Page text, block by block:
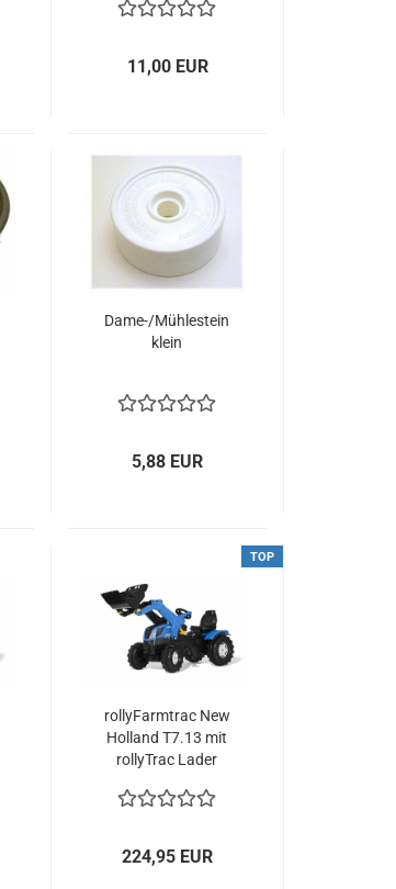
11,00 EUR
Dame-/Mühlestein
klein
5,88 EUR
TOP
rollyFarmtrac New
Holland T7.13 mit
rollyTrac Lader
224,95 EUR